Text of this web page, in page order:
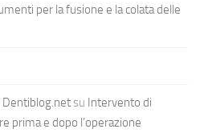
per la fusione e la colata delle
Dentiblog.netsu Intervento di
prima e dopo l’operazione